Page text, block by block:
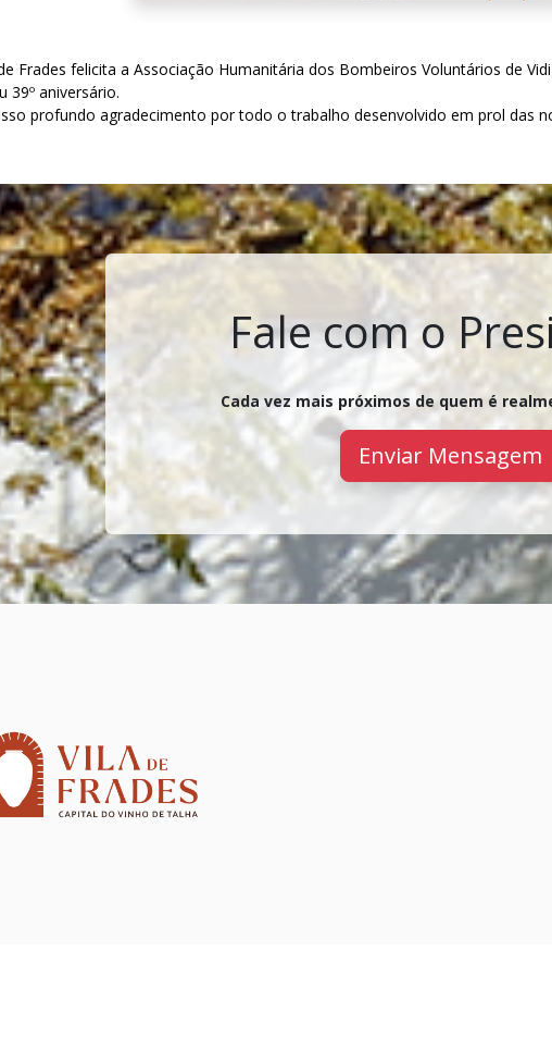
Frades felicita a Associação Humanitária dos Bombeiros Voluntários de
39º aniversário.
profundo agradecimento por todo o trabalho desenvolvido em prol das
Fale com o
Cada vez mais próximos de quem é
Enviar Mensagem